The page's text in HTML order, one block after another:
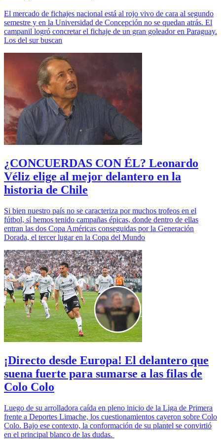
El mercado de fichajes nacional está al rojo vivo de cara al segundo
semestre y en la Universidad de Concepción no se quedan atrás. El
campanil logró concretar el fichaje de un gran goleador en Paraguay.
Los del sur buscan
¿CONCUERDAS CON ÉL? Leonardo
Véliz elige al mejor delantero en la
historia de Chile
Si bien nuestro país no se caracteriza por muchos trofeos en el
fútbol, sí hemos tenido campañas épicas, donde dentro de ellas
entran las dos Copa Américas conseguidas por la Generación
Dorada, el tercer lugar en la Copa del Mundo
¡Directo desde Europa! El delantero que
suena fuerte para sumarse a las filas de
Colo Colo
Luego de su arrolladora caída en pleno inicio de la Liga de Primera
frente a Deportes Limache, los cuestionamientos cayeron sobre Colo
Colo. Bajo ese contexto, la conformación de su plantel se convirtió
en el principal blanco de las dudas.